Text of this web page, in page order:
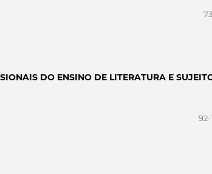
DO ENSINO DE LITERATURA E
92-